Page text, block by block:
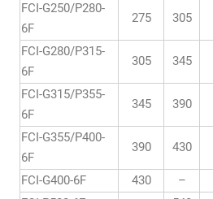
FCI-G250/P280-
6F
275 305
FCI-G280/P315-
6F
305 345
FCI-G315/P355-
6F
345 390
FCI-G355/P400-
6F
390 430
FCI-G400-6F 430 –